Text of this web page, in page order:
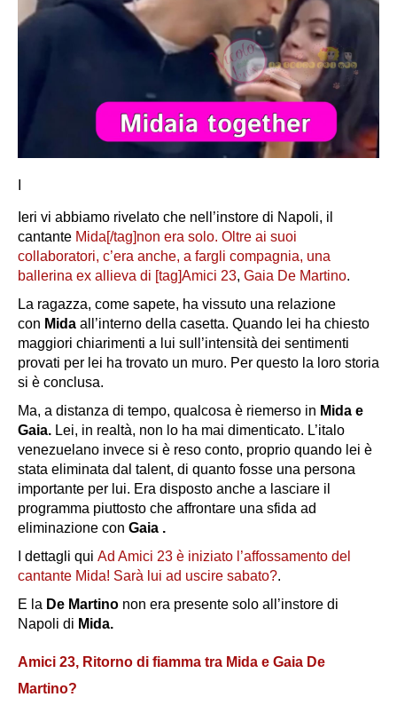
Ieri vi abbiamo rivelato che nell’instore di Napoli, il
cantante Mida[/tag]non era solo. Oltre ai suoi
collaboratori, c’era anche, a fargli compagnia, una
ballerina ex allieva di [tag]Amici 23, Gaia De Martino.
La ragazza, come sapete, ha vissuto una relazione
con Mida all’interno della casetta. Quando lei ha chiesto
maggiori chiarimenti a lui sull’intensità dei sentimenti
provati per lei ha trovato un muro. Per questo la loro storia
si è conclusa.
Ma, a distanza di tempo, qualcosa è riemerso in Mida e
Gaia. Lei, in realtà, non lo ha mai dimenticato. L’italo
venezuelano invece si è reso conto, proprio quando lei è
stata eliminata dal talent, di quanto fosse una persona
importante per lui. Era disposto anche a lasciare il
programma piuttosto che affrontare una sfida ad
eliminazione con Gaia .
I dettagli qui Ad Amici 23 è iniziato l’affossamento del
cantante Mida! Sarà lui ad uscire sabato?.
E la De Martino non era presente solo all’instore di
Napoli di Mida.
Amici 23, Ritorno di fiamma tra Mida e Gaia De
Martino?